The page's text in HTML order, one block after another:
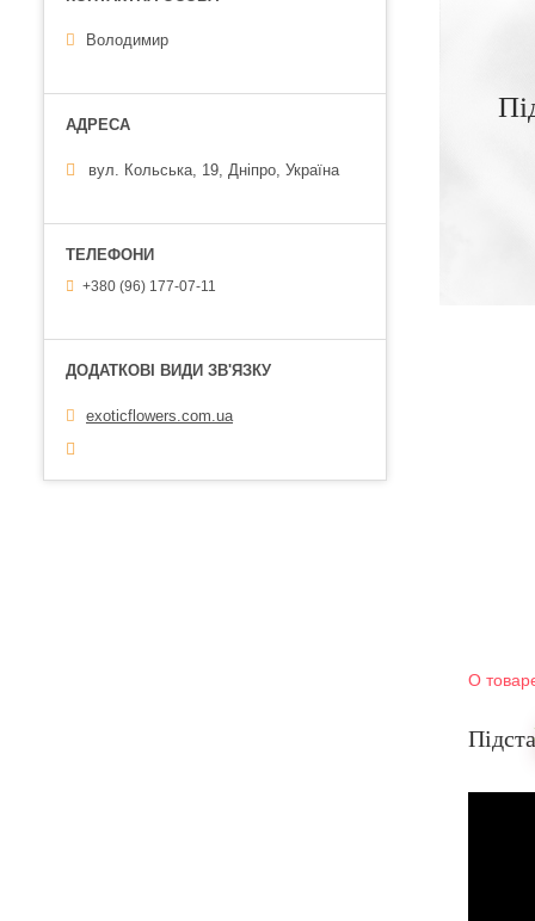
О
Володимир
вул. Кольська, 19, Дніпро, Україна
+380 (96) 177-07-11
exoticflowers.com.ua